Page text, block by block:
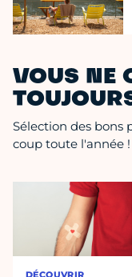
VOUS NE
Sélection des bons
coup toute l'année !